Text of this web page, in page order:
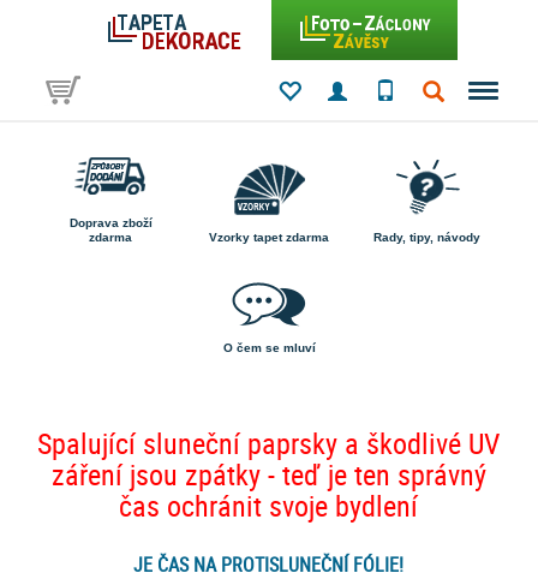
Doprava zboží
zdarma
Vzorky tapet zdarma Rady, tipy, návody
O čem se mluví
Spalující sluneční paprsky a škodlivé UV
záření jsou zpátky - teď je ten správný
čas ochránit svoje bydlení
JE ČAS NA PROTISLUNEČNÍ FÓLIE!